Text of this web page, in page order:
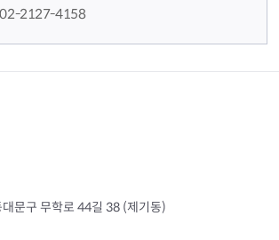
02-2127-4158
문구 무학로 44길 38 (제기동)